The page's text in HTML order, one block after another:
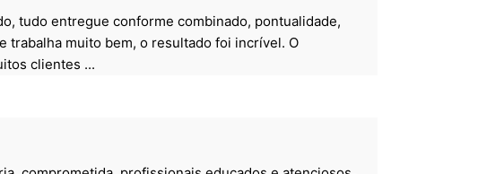
tudo entregue conforme combinado, pontualidade,
trabalha muito bem, o resultado foi incrível. O
clientes ...